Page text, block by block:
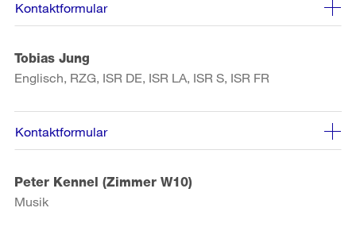
Kontaktformular
Tobias Jung
Englisch, RZG, ISR DE, ISR LA, ISR S, ISR FR
Kontaktformular
Peter Kennel (Zimmer W10)
Musik